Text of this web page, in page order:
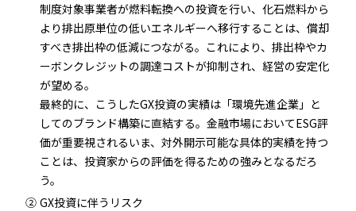
制度対象事業者が燃料転換への投資を行い、化石燃料から
より排出原単位の低いエネルギーへ移行することは、償却
すべき排出枠の低減につながる。これにより、排出枠やカ
ーボンクレジットの調達コストが抑制され、経営の安定化
が望める。
最終的に、こうしたGX投資の実績は「環境先進企業」と
してのブランド構築に直結する。金融市場においてESG評
価が重要視されるいま、対外開示可能な具体的実績を持つ
ことは、投資家からの評価を得るための強みとなるだろ
う。
② GX投資に伴うリスク